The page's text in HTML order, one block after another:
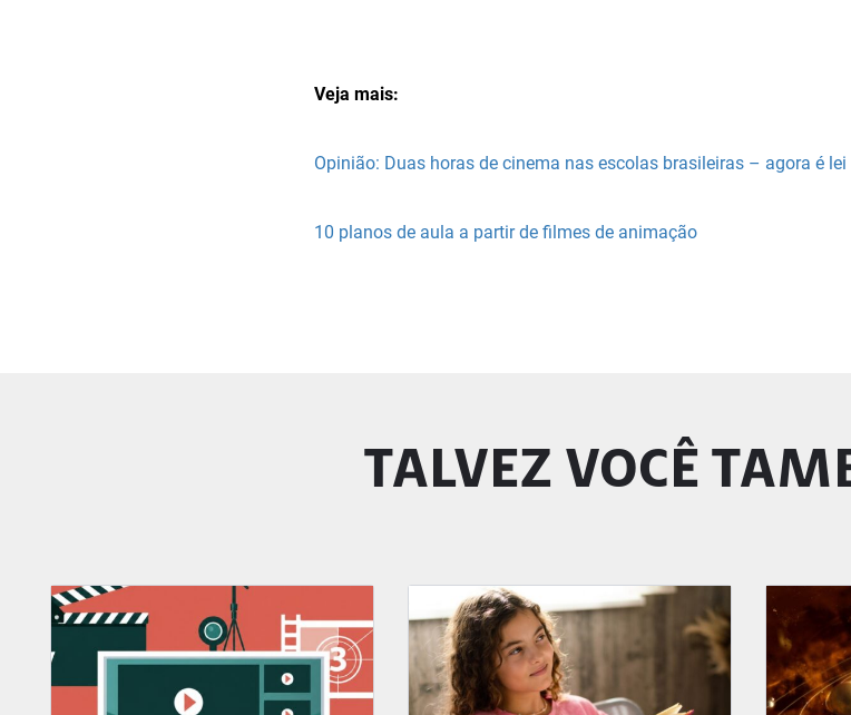
Veja mais:
Opinião: Duas horas de cinema nas escolas brasileiras – agora é lei
10 planos de aula a partir de filmes de animação
TALVEZ VOCÊ